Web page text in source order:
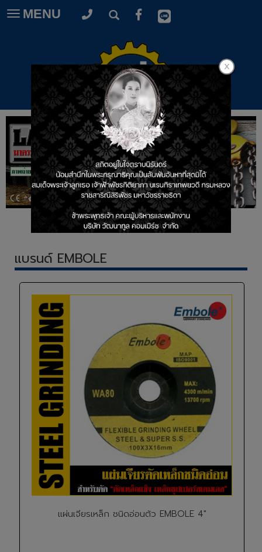
Toggle
MENU
แบรนด์ EMBOLE
แผ่นเจียรเหล็ก ชนิดอ่อนตัว EMBOLE 4"